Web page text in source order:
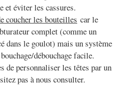
et éviter les cassures.
coucher les bouteilles car le
complet (comme un
dans le goulot) mais un système
débouchage facile.
de personnaliser les têtes par un
pas à nous consulter.